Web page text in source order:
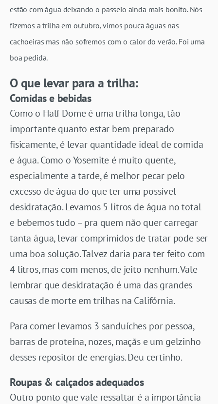
estão com água deixando o passeio ainda mais bonito. Nós
fizemos a trilha em outubro, vimos pouca águas nas
cachoeiras mas não sofremos com o calor do verão. Foi uma
boa pedida.
O que levar para a trilha:
Comidas e bebidas
Como o Half Dome é uma trilha longa, tão
importante quanto estar bem preparado
fisicamente, é levar quantidade ideal de comida
e água. Como o Yosemite é muito quente,
especialmente a tarde, é melhor pecar pelo
excesso de água do que ter uma possível
desidratação. Levamos 5 litros de água no total
e bebemos tudo – pra quem não quer carregar
tanta água, levar comprimidos de tratar pode ser
uma boa solução. Talvez daria para ter feito com
4 litros, mas com menos, de jeito nenhum. Vale
lembrar que desidratação é uma das grandes
causas de morte em trilhas na Califórnia.
Para comer levamos 3 sanduíches por pessoa,
barras de proteína, nozes, maçãs e um gelzinho
desses repositor de energias. Deu certinho.
Roupas & calçados adequados
Outro ponto que vale ressaltar é a importância